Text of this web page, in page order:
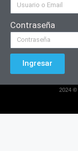
Contraseña
Ingresar
2024 ©